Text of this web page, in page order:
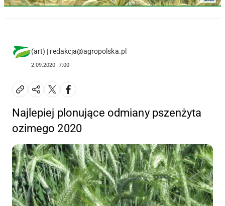
(art) | redakcja@agropolska.pl
2.09.2020 7:00
Najlepiej plonujące odmiany pszenżyta
ozimego 2020